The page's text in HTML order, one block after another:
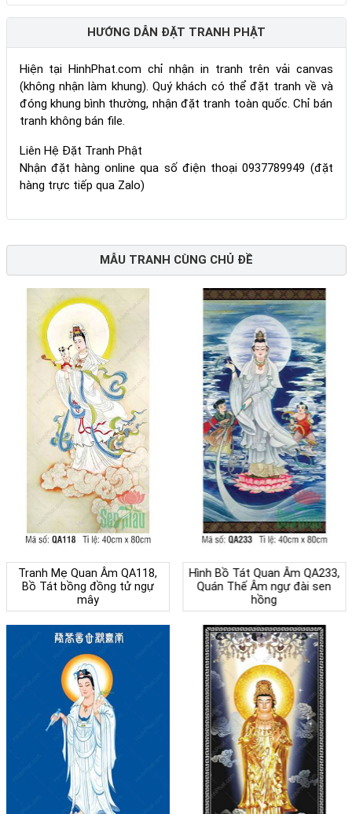
HƯỚNG DẪN ĐẶT TRANH PHẬT
Hiện tại HinhPhat.com chỉ nhận in tranh trên vải canvas
(không nhận làm khung). Quý khách có thể đặt tranh về và
đóng khung bình thường, nhận đặt tranh toàn quốc. Chỉ bán
tranh không bán file.
Liên Hệ Đặt Tranh Phật
Nhận đặt hàng online qua số điện thoại 0937789949 (đặt
hàng trực tiếp qua Zalo)
MẪU TRANH CÙNG CHỦ ĐỀ
Tranh Mẹ Quan Âm QA118,
Bồ Tát bồng đồng tử ngự
mây
Hình Bồ Tát Quan Âm QA233,
Quán Thế Âm ngự đài sen
hồng